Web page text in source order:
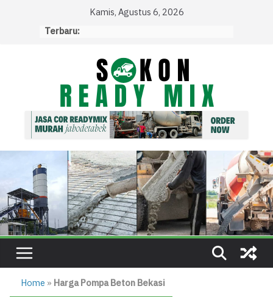
Kamis, Agustus 6, 2026
Terbaru:
Home » Harga Pompa Beton Bekasi